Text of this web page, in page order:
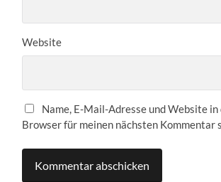
Website
Name, E-Mail-Adresse und Website in
Browser für meinen nächsten Kommentar